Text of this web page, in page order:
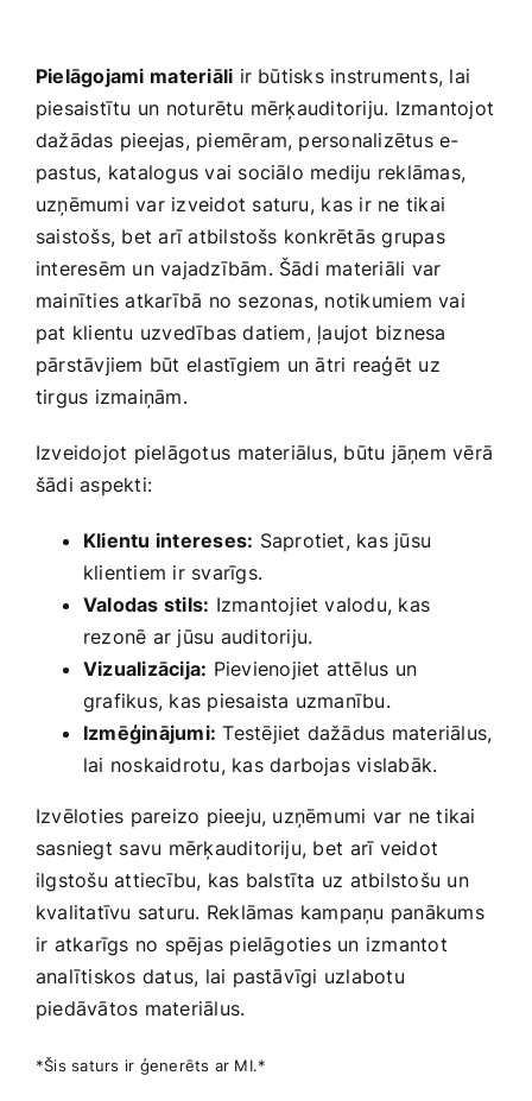
Pielāgojami ⁣materiāli ir būtisks instruments, lai
piesaistītu un noturētu mērķauditoriju. Izmantojot
​dažādas pieejas, piemēram, personalizētus e-
pastus, katalogus vai sociālo mediju reklāmas,
uzņēmumi var izveidot saturu,⁢ kas ir ne tikai
saistošs, bet​ arī atbilstošs konkrētās grupas
interesēm un vajadzībām. Šādi materiāli var
mainīties atkarībā no sezonas, notikumiem vai
pat klientu uzvedības datiem, ļaujot biznesa
pārstāvjiem būt⁣ elastīgiem un ātri reaģēt uz
tirgus izmaiņām.
Izveidojot pielāgotus ⁢materiālus, būtu jāņem vērā​
šādi aspekti:
Klientu ‍intereses: Saprotiet, kas jūsu
klientiem ir svarīgs.
Valodas stils: Izmantojiet valodu, kas
rezonē ar jūsu auditoriju.
Vizualizācija: Pievienojiet attēlus un
grafikus,‌ kas piesaista uzmanību.
Izmēģinājumi: Testējiet dažādus materiālus,
lai noskaidrotu, kas darbojas vislabāk.
Izvēloties pareizo pieeju, uzņēmumi var ne tikai
sasniegt ⁣savu mērķauditoriju, bet⁤ arī veidot
ilgstošu attiecību, kas‌ balstīta uz atbilstošu un
kvalitatīvu saturu. Reklāmas kampaņu panākums
ir atkarīgs no spējas pielāgoties un izmantot
analītiskos ​datus, lai pastāvīgi uzlabotu
‌piedāvātos materiālus.
*Šis saturs ​ir ģenerēts ar MI.*